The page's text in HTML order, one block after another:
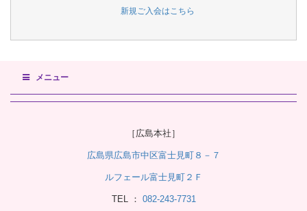
新規ご入会はこちら
メニュー
［広島本社］
広島県広島市中区富士見町８－７
ルフェール富士見町２Ｆ
TEL ： 082-243-7731